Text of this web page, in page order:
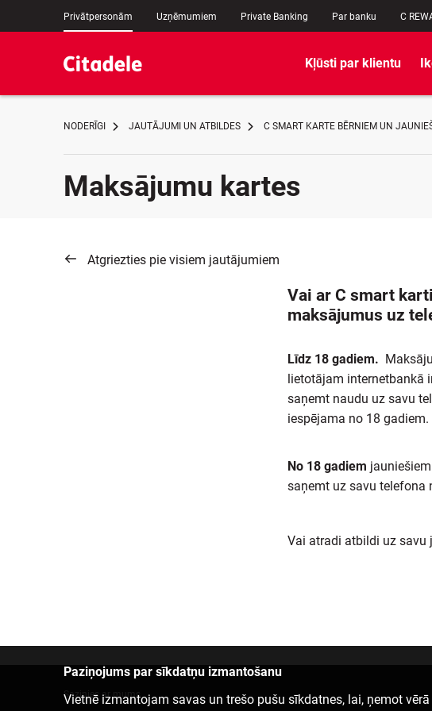
Privātpersonām Uzņēmumiem Private Banking Par banku C
Kļūsti par klientu
NODERĪGI JAUTĀJUMI UN ATBILDES C SMART KARTE BĒRNIEM UN
Maksājumu kartes
Atgriezties pie visiem jautājumiem
Vai ar C smart
maksājumus uz
Līdz 18 gadiem.
lietotājam internetbankā
saņemt naudu uz savu
iespējama no 18 gadiem.
No 18 gadiem
saņemt uz savu telefona
Vai atradi atbildi uz savu
Paziņojums par sīkdatņu izmantošanu
Vietnē izmantojam savas un trešo pušu sīkdatnes, lai, ņemot
Sazinies ar mums